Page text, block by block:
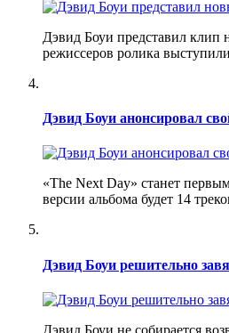
Дэвид Боуи представил клип
режиссеров ролика
Дэвид Боуи анонсировал
«The Next Day» станет
версии альбома будет 14
Дэвид Боуи решительно
Дэвид Боуи не собирается